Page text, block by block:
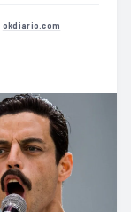
okdiario.com